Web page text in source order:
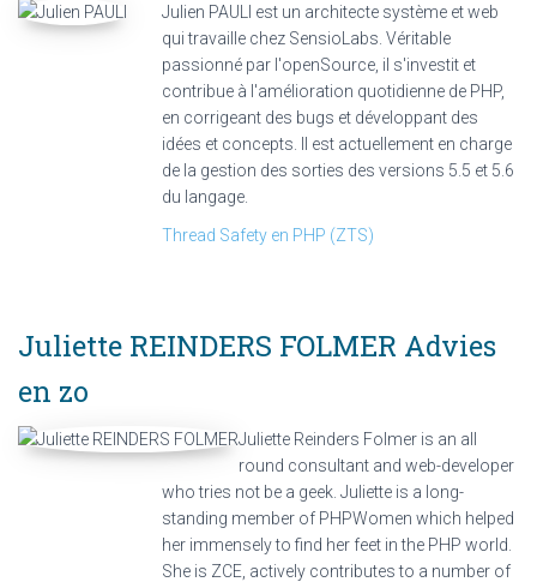
Julien PAULI est un architecte système et web
qui travaille chez SensioLabs. Véritable
passionné par l'openSource, il s'investit et
contribue à l'amélioration quotidienne de PHP,
en corrigeant des bugs et développant des
idées et concepts. Il est actuellement en charge
de la gestion des sorties des versions 5.5 et 5.6
du langage.
Thread Safety en PHP (ZTS)
Juliette REINDERS FOLMER Advies
en zo
Juliette Reinders Folmer is an all
round consultant and web-developer
who tries not be a geek. Juliette is a long-
standing member of PHPWomen which helped
her immensely to find her feet in the PHP world.
She is ZCE, actively contributes to a number of